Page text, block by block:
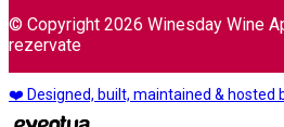
© Copyright 2026 Winesday Wine
rezervate
❤️ Designed, built, maintained & hosted